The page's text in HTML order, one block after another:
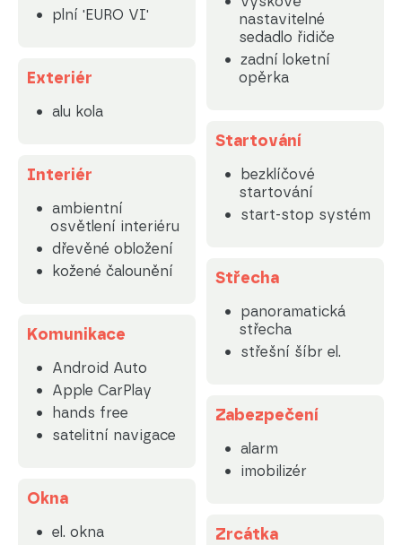
plní 'EURO VI'
Exteriér
alu kola
Interiér
ambientní
osvětlení interiéru
dřevěné obložení
kožené čalounění
Komunikace
Android Auto
Apple CarPlay
hands free
satelitní navigace
Okna
el. okna
nastavitelné
sedadlo řidiče
zadní loketní
opěrka
Startování
bezklíčové
startování
start-stop systém
Střecha
panoramatická
střecha
střešní šíbr el.
Zabezpečení
alarm
imobilizér
Zrcátka